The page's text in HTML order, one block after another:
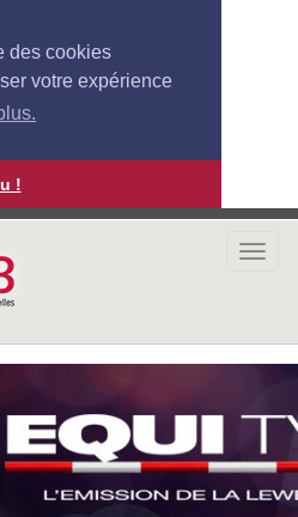
des cookies
votre expérience
!